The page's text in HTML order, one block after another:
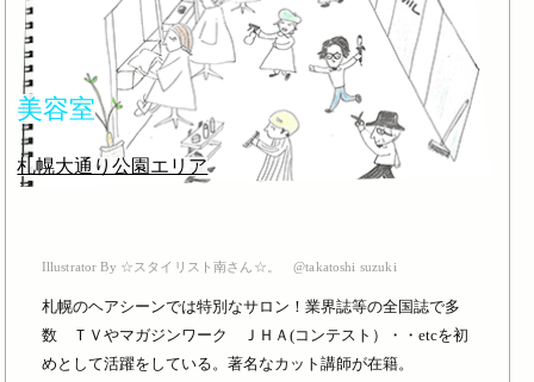
美容室
札幌大通り公園エリア
Illustrator By ☆スタイリスト南さん☆。 @takatoshi suzuki
札幌のヘアシーンでは特別なサロン！業界誌等の全国誌で多
数 ＴＶやマガジンワーク ＪＨＡ(コンテスト）・・etcを初
めとして活躍をしている。著名なカット講師が在籍。